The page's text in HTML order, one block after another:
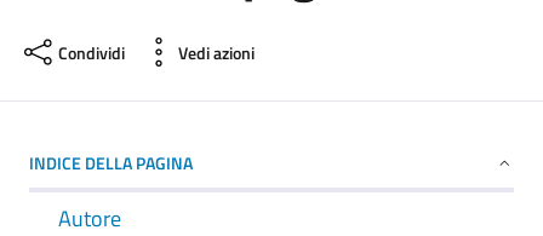
Condividi Vedi azioni
INDICE DELLA PAGINA
Autore